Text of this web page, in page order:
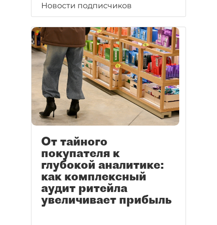
Новости подписчиков
От тайного
покупателя к
глубокой аналитике:
как комплексный
аудит ритейла
увеличивает прибыль